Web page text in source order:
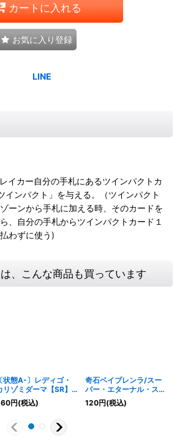
カートに入れる
お気に入り登録
イカー自分の手札にあるツインパクトカ
インパクト」を与える。（ツインパクト
ーンから手札に加える時、そのカードを
、自分の手札からツインパクトカード１
わずに使う)
、こんな商品も買っています
〔状態A-〕レディゴ・
リゾミダーマ【SR】
10}《光》
円(税込)
奇石ベイブレンラ/スー
パー・エターナル・スパ
ーク【VR】
{RP083/95}《光》
120円(税込)